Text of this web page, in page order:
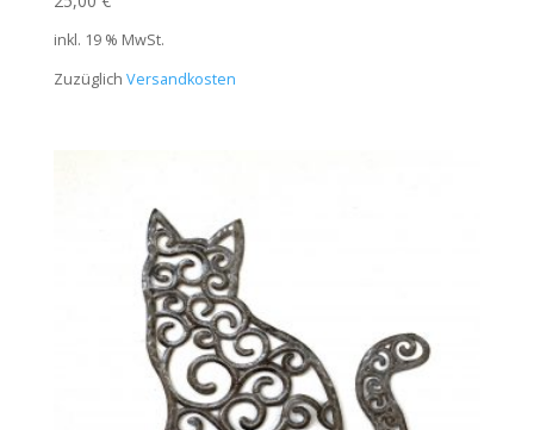
inkl. 19 % MwSt.
Zuzüglich Versandkosten